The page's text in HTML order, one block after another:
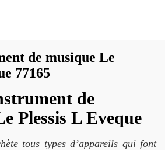
de musique Le
77165
de
Plessis L Eveque
tous types d’appareils qui font